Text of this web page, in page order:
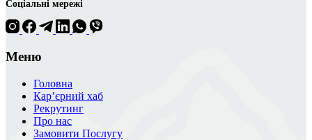
Соціальні мережі
Меню
Головна
Кар’єрний хаб
Рекрутинг
Про нас
Замовити Послугу